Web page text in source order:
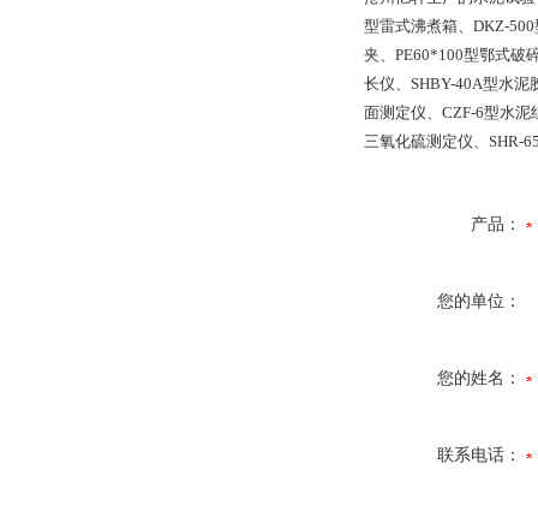
型雷式沸煮箱、DKZ-
夹、PE60*100型鄂式破
长仪、SHBY-40A型水
面测定仪、CZF-6型水
三氧化硫测定仪、SHR-
产品：
您的单位：
您的姓名：
联系电话：